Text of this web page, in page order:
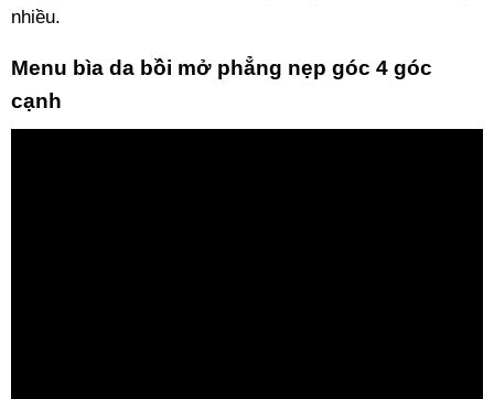
nhiều.
Menu bìa da bồi mở phẳng nẹp góc 4 góc
cạnh